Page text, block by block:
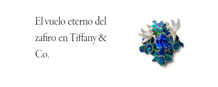
El vuelo eterno del
zafiro en Tiffany &
Co.